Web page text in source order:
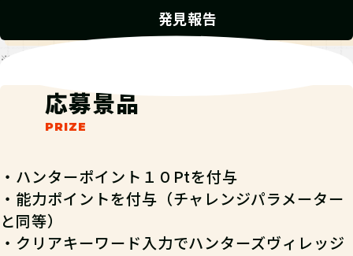
発見報告
※発見報告にGPSを使用するクエストが一部存在します。
応募景品
・ハンターポイント１０Ptを付与
・能力ポイントを付与（チャレンジパラメーター
と同等）
・クリアキーワード入力でハンターズヴィレッジ